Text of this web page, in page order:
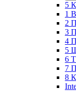
5
1
2
3
4
5
6
7
8